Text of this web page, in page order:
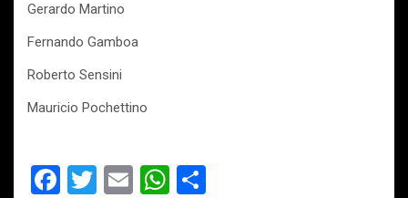
Gerardo Martino
Fernando Gamboa
Roberto Sensini
Mauricio Pochettino
F
T
E
W